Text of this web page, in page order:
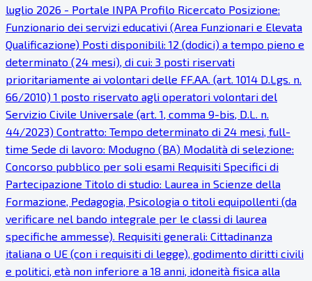
luglio 2026 - Portale INPA Profilo Ricercato Posizione:
Funzionario dei servizi educativi (Area Funzionari e Elevata
Qualificazione) Posti disponibili: 12 (dodici) a tempo pieno e
determinato (24 mesi), di cui: 3 posti riservati
prioritariamente ai volontari delle FF.AA. (art. 1014 D.Lgs. n.
66/2010) 1 posto riservato agli operatori volontari del
Servizio Civile Universale (art. 1, comma 9-bis, D.L. n.
44/2023) Contratto: Tempo determinato di 24 mesi, full-
time Sede di lavoro: Modugno (BA) Modalità di selezione:
Concorso pubblico per soli esami Requisiti Specifici di
Partecipazione Titolo di studio: Laurea in Scienze della
Formazione, Pedagogia, Psicologia o titoli equipollenti (da
verificare nel bando integrale per le classi di laurea
specifiche ammesse). Requisiti generali: Cittadinanza
italiana o UE (con i requisiti di legge), godimento diritti civili
e politici, età non inferiore a 18 anni, idoneità fisica alla